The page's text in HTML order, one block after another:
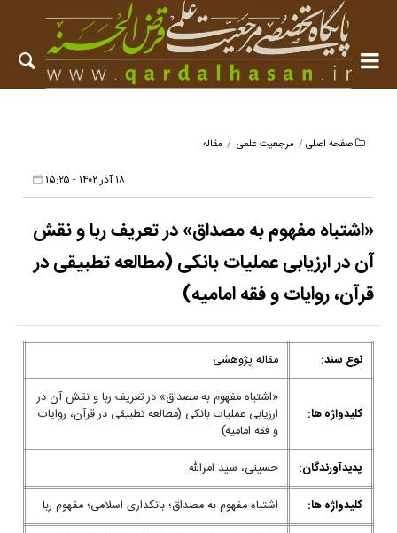
صفحه اصلی مرجعیت علمی مقاله
۱۸ آذر ۱۴۰۲ - ۱۵:۲۵
«اشتباه مفهوم به مصداق» در تعریف ربا و نقش
آن در ارزیابی عملیات بانکی (مطالعه تطبیقی در
قرآن، روایات و فقه امامیه)
نوع سند: مقاله پژوهشی
کلیدواژه ها:
«اشتباه مفهوم به مصداق» در تعریف ربا و نقش آن در
ارزیابی عملیات بانکی (مطالعه تطبیقی در قرآن، روایات
و فقه امامیه)
پدیدآورندگان:
حسینی، سید امرالله
کلیدواژه ها:
اشتباه مفهوم به مصداق؛ بانکداری اسلامی؛ مفهوم ربا